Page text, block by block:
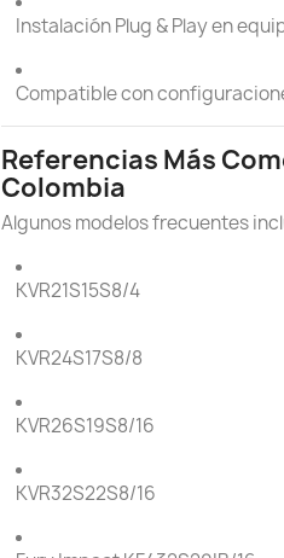
Instalación Plug & Play en
Compatible con
Referencias Más
Colombia
Algunos modelos frecuentes
KVR21S15S8/4
KVR24S17S8/8
KVR26S19S8/16
KVR32S22S8/16